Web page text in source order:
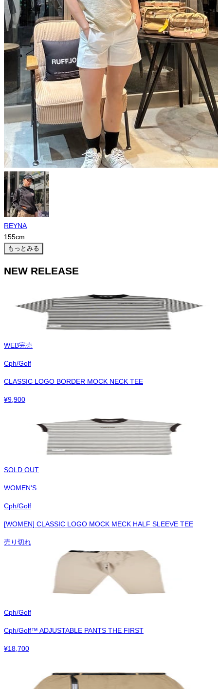
REYNA
155cm
もっとみる
NEW RELEASE
WEB完売
Cph/Golf
CLASSIC LOGO BORDER MOCK NECK TEE
¥9,900
SOLD OUT
WOMEN'S
Cph/Golf
[WOMEN] CLASSIC LOGO MOCK MECK HALF SLEEVE TEE
売り切れ
Cph/Golf
Cph/Golf™︎ ADJUSTABLE PANTS THE FIRST
¥18,700